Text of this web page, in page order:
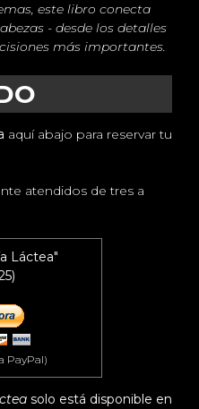
este libro conecta
- desde los detalles
más importantes.
aquí abajo para reservar tu
atendidos de tres a
Láctea"
PayPal)
solo está disponible en